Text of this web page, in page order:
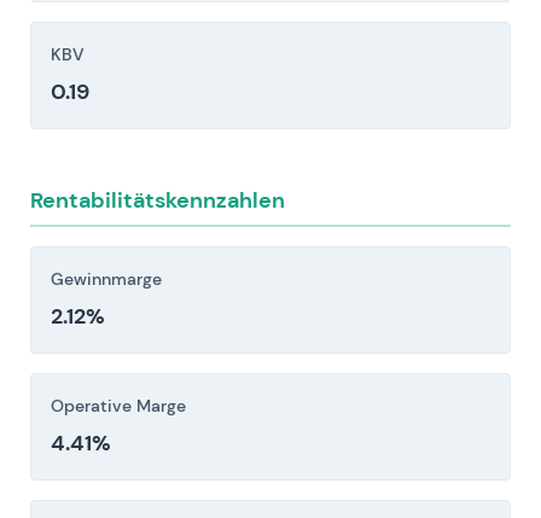
Absatzmengen und Rentabilität in
Schlüsselmärkten unter Druck setzen.
Regulatorisches, Compliance- und Rechtsrisiko:
Verschärfung der CO2-/ZEV-Vorgaben, Rückrufe
potenzielle Bußgelder (einschließlich Haftung für
Altlasten bei Emissionen) erhöhen Kosten und
Makroökonomische / Lieferketten- /
geopolitische Risiken: Volatilität bei Halbleitern
und Rohstoffen, Währungsschwankungen,
Produktionsausfälle können Produktion und
Erträge erheblich beeinträchtigen.
Anleger sollten diese Risikofaktoren vor einer
Diese Wettbewerber beeinflussen Preisgestaltung,
Wachstumsmöglichkeiten und relative Bewertung.
KBV
0.19
Rentabilitätskennzahlen
Gewinnmarge
2.12%
Operative Marge
4.41%